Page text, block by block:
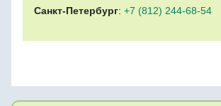
Санкт-Петербург: +7 (812) 244-68-54